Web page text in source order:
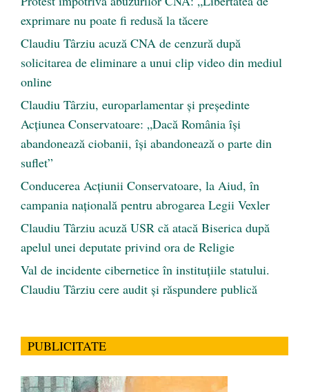
exprimare nu poate fi redusă la tăcere
Claudiu Târziu acuză CNA de cenzură după
solicitarea de eliminare a unui clip video din mediul
online
Claudiu Târziu, europarlamentar și președinte
Acțiunea Conservatoare: „Dacă România își
abandonează ciobanii, își abandonează o parte din
suflet”
Conducerea Acțiunii Conservatoare, la Aiud, în
campania națională pentru abrogarea Legii Vexler
Claudiu Târziu acuză USR că atacă Biserica după
apelul unei deputate privind ora de Religie
Val de incidente cibernetice în instituțiile statului.
Claudiu Târziu cere audit și răspundere publică
PUBLICITATE